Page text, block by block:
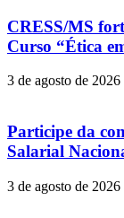
CRESS/MS
Curso “Ética
3 de agosto de 2026
Participe da
Salarial
3 de agosto de 2026